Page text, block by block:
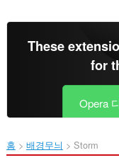
건
These
for
Opera
홈 배경무늬 Storm‎